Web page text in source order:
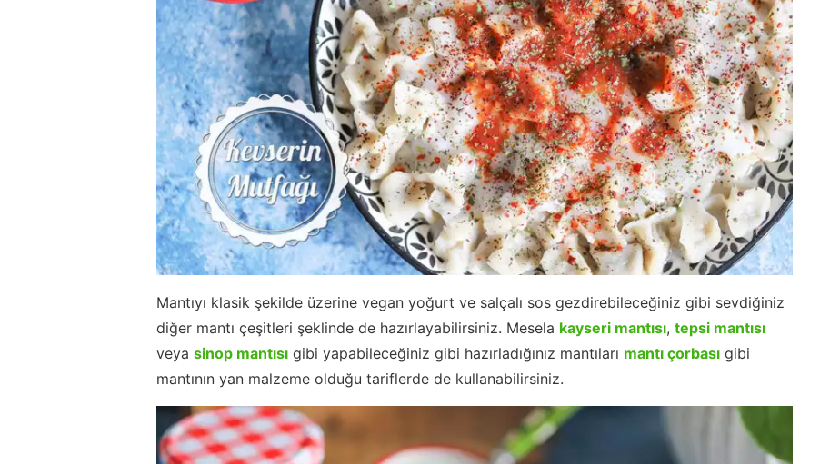
Mantıyı klasik şekilde üzerine vegan yoğurt ve salçalı sos gezdirebileceğiniz gibi sevdiğiniz
diğer mantı çeşitleri şeklinde de hazırlayabilirsiniz. Mesela kayseri mantısı, tepsi mantısı
veya sinop mantısı gibi yapabileceğiniz gibi hazırladığınız mantıları mantı çorbası gibi
mantının yan malzeme olduğu tariflerde de kullanabilirsiniz.